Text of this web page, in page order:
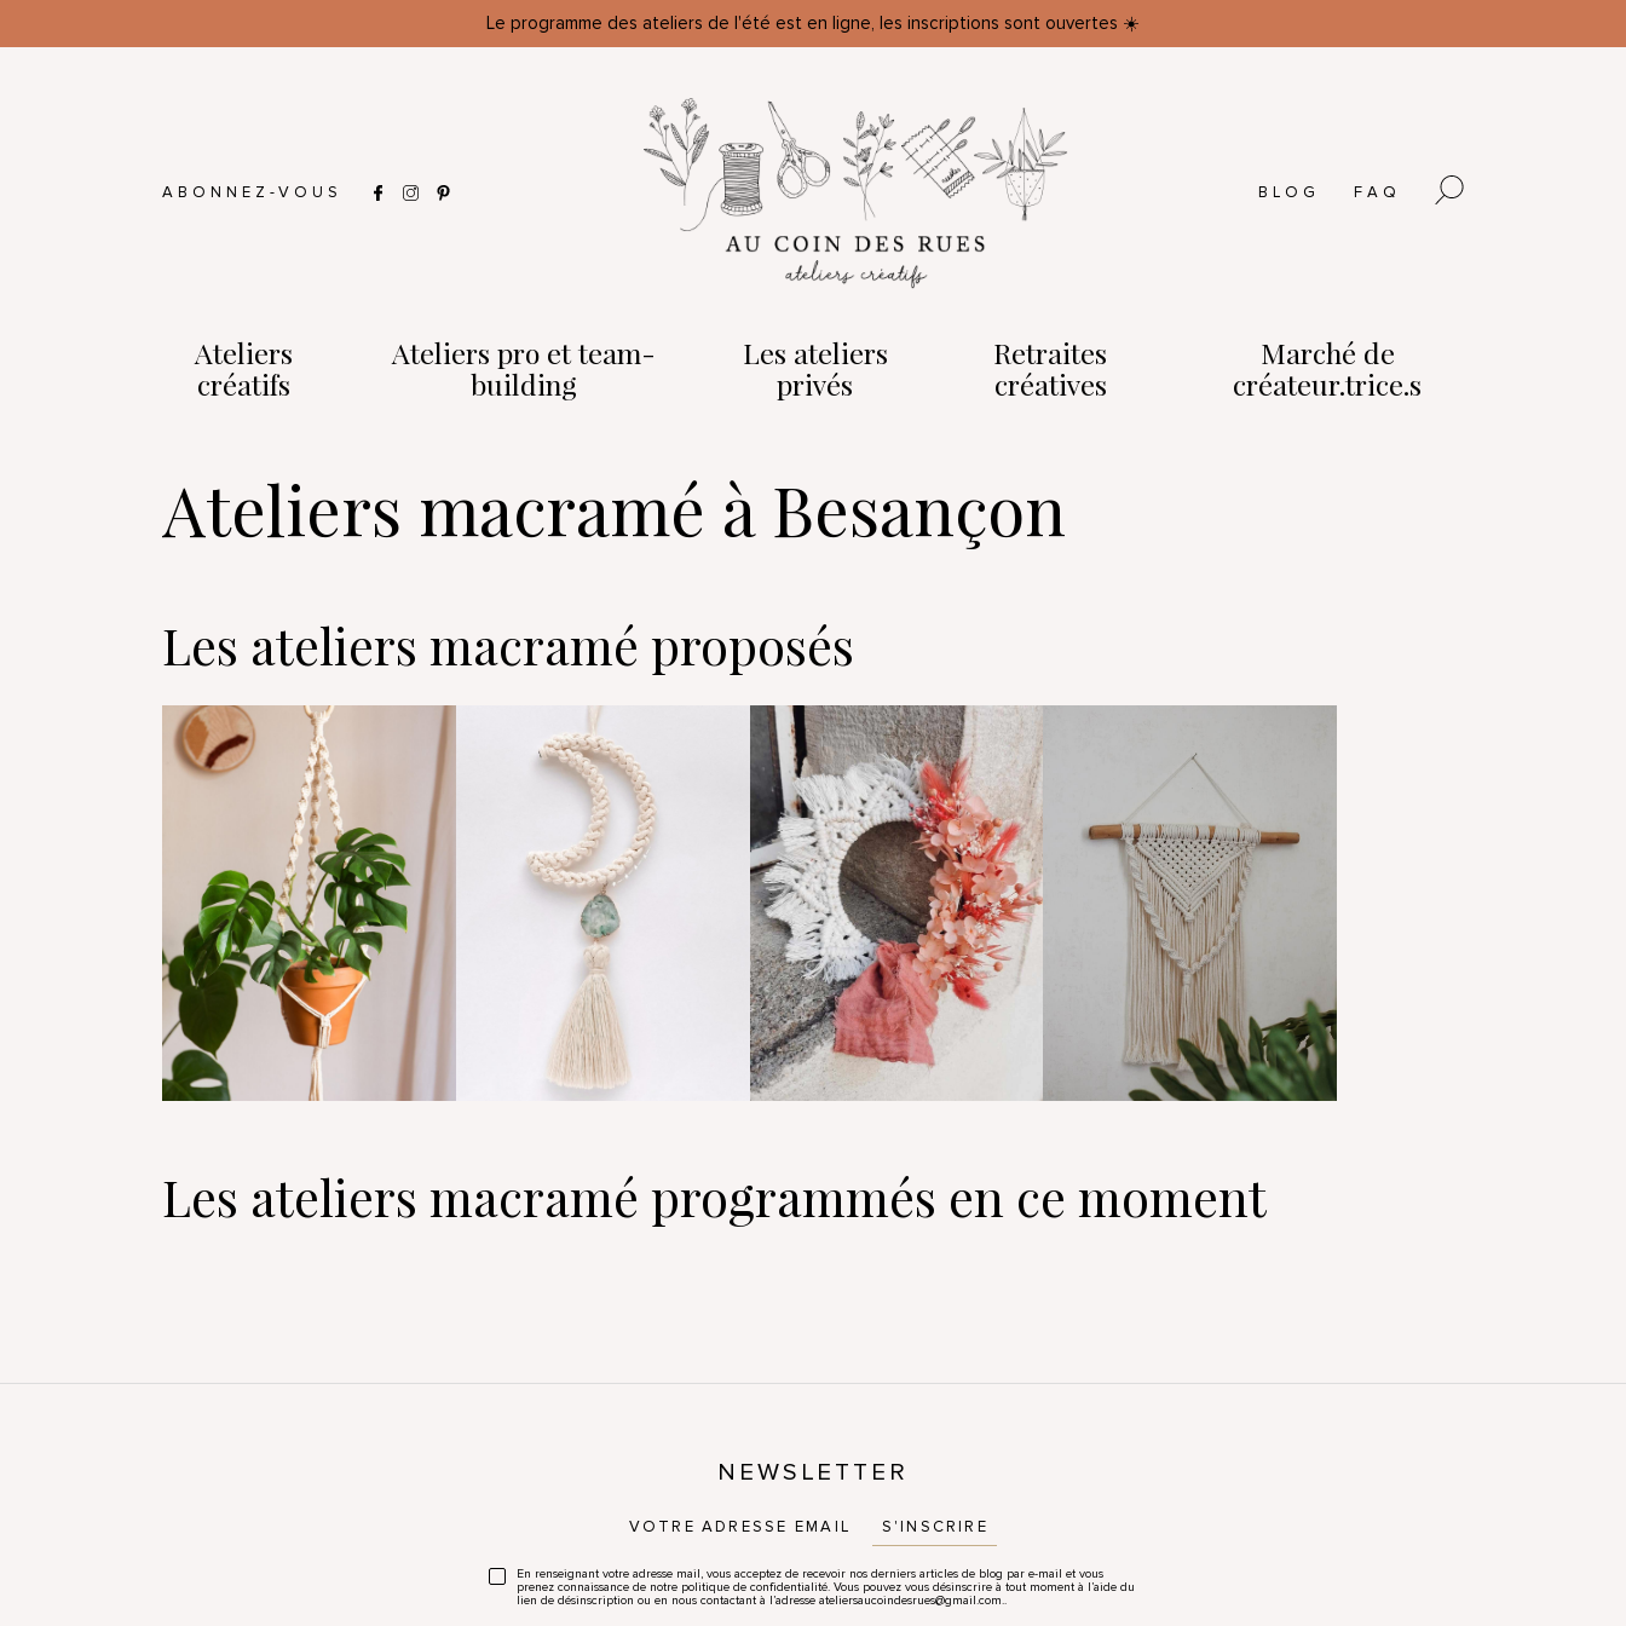
Le programme des ateliers de l'été est en ligne, les inscriptions sont ouvertes ☀️
ABONNEZ-VOUS BLOG FAQ
Ateliers
créatifs
Ateliers pro et team-
building
Les ateliers
privés
Retraites
créatives
Marché de
créateur.trice.s
Ateliers macramé à Besançon
Les ateliers macramé proposés
Les ateliers macramé programmés en ce moment
NEWSLETTER
S'INSCRIRE
En renseignant votre adresse mail, vous acceptez de recevoir nos derniers articles de blog par e-mail et vous
prenez connaissance de notre politique de confidentialité. Vous pouvez vous désinscrire à tout moment à l’aide du
lien de désinscription ou en nous contactant à l’adresse ateliersaucoindesrues@gmail.com..